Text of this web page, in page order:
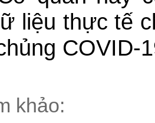
liệu thực tế
COVID-
khảo: